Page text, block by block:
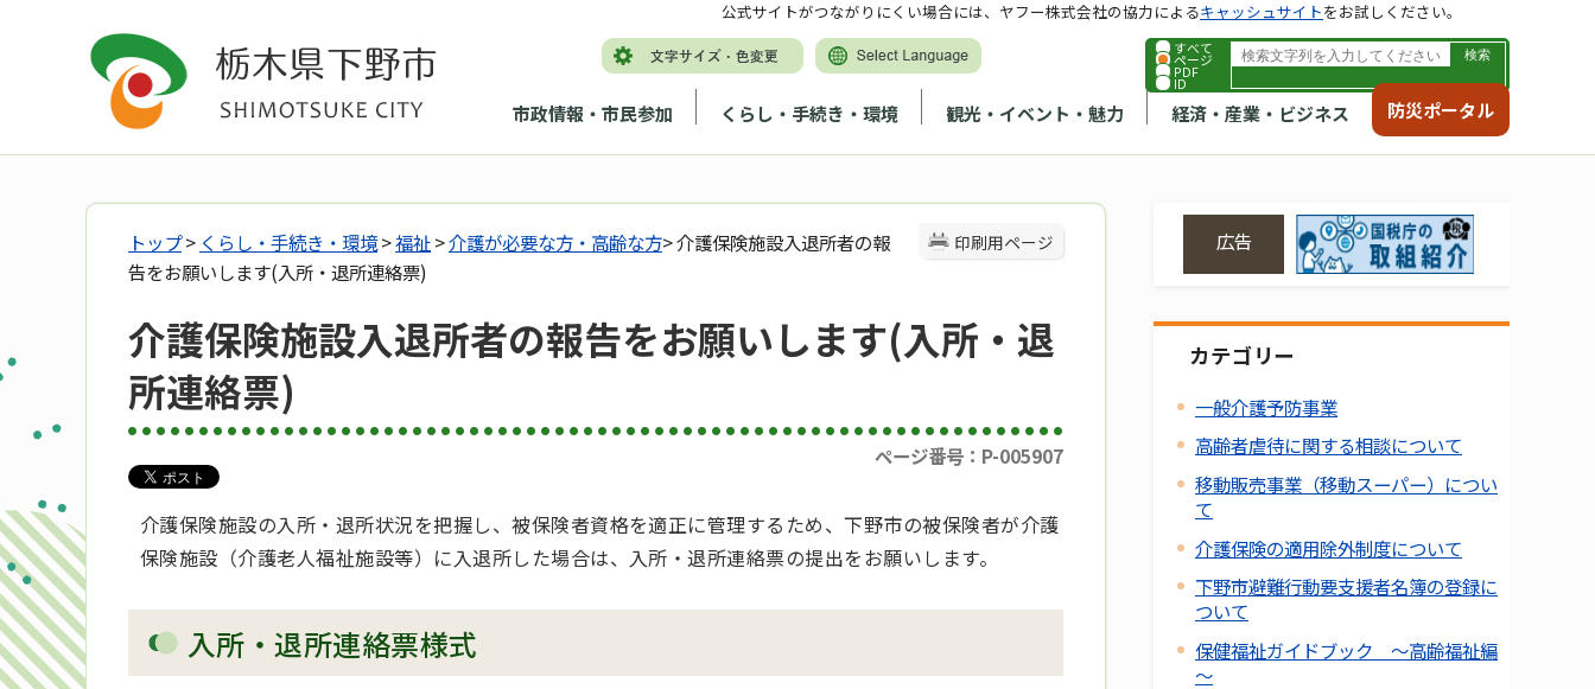
すべて
ページ
PDF
ID
市政情報・市民参加 くらし・手続き・環境 観光・イベント・魅力 経済・産業・ビジネス 防災ポータル
公式サイトがつながりにくい場合には、ヤフー株式会社の協力によるキャッシュサイトをお試しください。
印刷用ページ
トップ> くらし・手続き・環境>福祉>介護が必要な方・高齢な方> 介護保険施設入退所者の報
告をお願いします(入所・退所連絡票)
介護保険施設入退所者の報告をお願いします(入所・退
所連絡票)
ページ番号：P-005907
介護保険施設の入所・退所状況を把握し、被保険者資格を適正に管理するため、下野市の被保険者が介護
保険施設（介護老人福祉施設等）に入退所した場合は、入所・退所連絡票の提出をお願いします。
入所・退所連絡票様式
広告
カテゴリー
一般介護予防事業
高齢者虐待に関する相談について
移動販売事業（移動スーパー）につい
て
介護保険の適用除外制度について
下野市避難行動要支援者名簿の登録に
ついて
保健福祉ガイドブック ～高齢福祉編
～